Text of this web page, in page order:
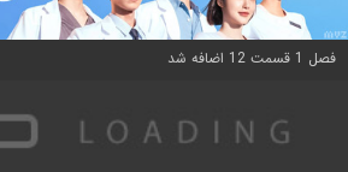
فصل 1 قسمت 12 اضافه شد